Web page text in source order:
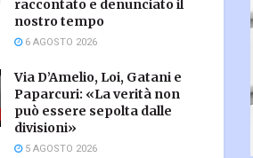
raccontato e denunciato il
nostro tempo
6 AGOSTO 2026
Via D’Amelio, Loi, Gatani e
Paparcuri: «La verità non
può essere sepolta dalle
divisioni»
5 AGOSTO 2026